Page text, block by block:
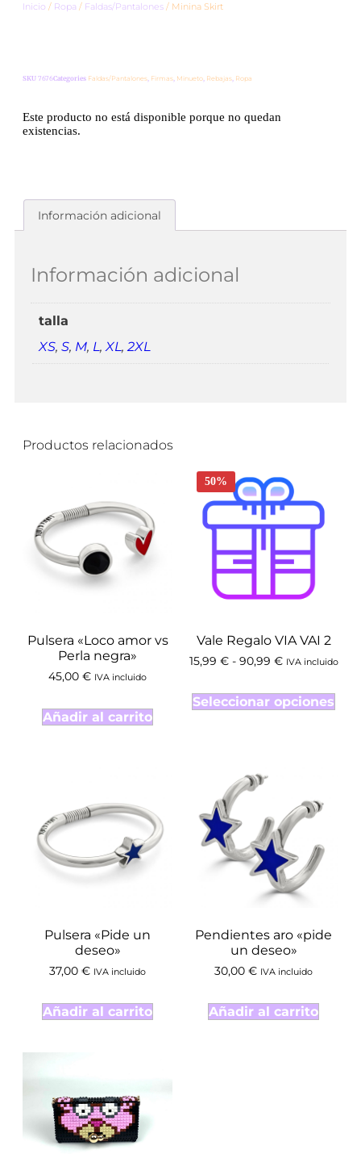
Inicio / Ropa / Faldas/Pantalones / Minina Skirt
SKU 7676Categories Faldas/Pantalones, Firmas, Minueto, Rebajas, Ropa
Este producto no está disponible porque no quedan
existencias.
Información adicional
Información adicional
talla
XS, S, M, L , XL , 2XL
Productos relacionados
Pulsera «Loco amor vs
Perla negra»
45,00 € IVA incluido
Añadir al carrito
50%
Vale Regalo VIA VAI 2
15,99 € - 90,99 € IVA incluido
Seleccionar opciones
Pulsera «Pide un
deseo»
37,00 € IVA incluido
Añadir al carrito
Pendientes aro «pide
un deseo»
30,00 € IVA incluido
Añadir al carrito